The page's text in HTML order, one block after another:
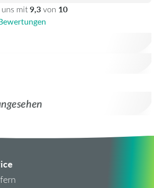
mit9,3von 10